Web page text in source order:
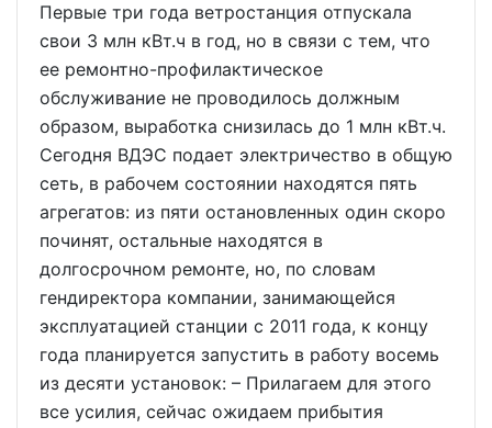
Первые три года ветростанция отпускала
свои 3 млн кВт.ч в год, но в связи с тем, что
ее ремонтно-профилактическое
обслуживание не проводилось должным
образом, выработка снизилась до 1 млн кВт.ч.
Сегодня ВДЭС подает электричество в общую
сеть, в рабочем состоянии находятся пять
агрегатов: из пяти остановленных один скоро
починят, остальные находятся в
долгосрочном ремонте, но, по словам
гендиректора компании, занимающейся
эксплуатацией станции с 2011 года, к концу
года планируется запустить в работу восемь
из десяти установок: – Прилагаем для этого
все усилия, сейчас ожидаем прибытия